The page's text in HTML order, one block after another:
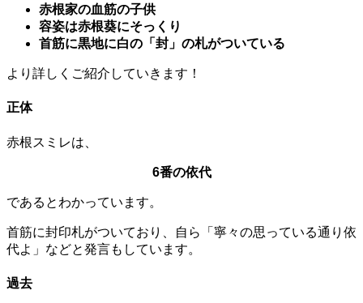
赤根家の血筋の子供
容姿は赤根葵にそっくり
首筋に黒地に白の「封」の札がついている
より詳しくご紹介していきます！
正体
赤根スミレは、
6番の依代
であるとわかっています。
首筋に封印札がついており、自ら「寧々の思っている通り依
代よ」などと発言もしています。
過去